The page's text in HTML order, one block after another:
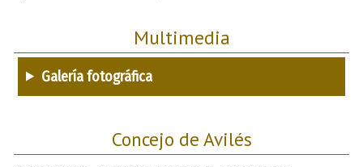
Multimedia
Galería fotográfica
Concejo de Avilés